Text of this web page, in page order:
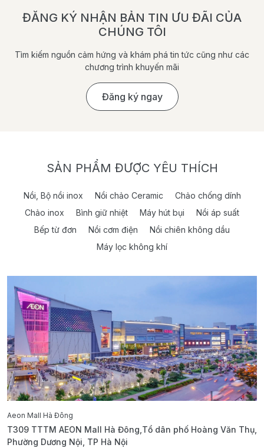
ĐĂNG KÝ NHẬN BẢN TIN ƯU ĐÃI CỦA
CHÚNG TÔI
Tìm kiếm nguồn cảm hứng và khám phá tin tức cũng như các
chương trình khuyến mãi
Đăng ký ngay
SẢN PHẨM ĐƯỢC YÊU THÍCH
Nồi, Bộ nồi inox Nồi chảo Ceramic
Chảo chống dính
Chảo inox
Bình giữ nhiệt Máy hút bụi
Nồi áp suất
Bếp từ đơn
Nồi cơm điện
Nồi chiên không dầu
Máy lọc không khí
Aeon Mall Hà Đông
T309 TTTM AEON Mall Hà Đông,Tổ dân phố Hoàng Văn Thụ,
Phường Dương Nội, TP Hà Nội